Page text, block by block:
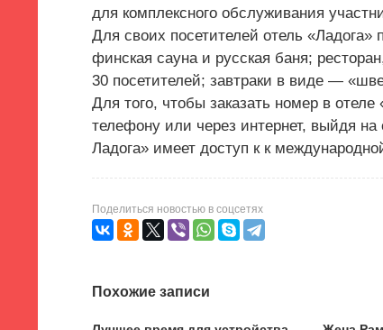
для комплексного обслуживания
Для своих посетителей отель
финская сауна и русская баня;
30 посетителей; завтраки в виде —
Для того, чтобы заказать номер в
телефону или через интернет, выйдя на
Ладога» имеет доступ к к
Поделиться новостью в соцсетях
Похожие записи